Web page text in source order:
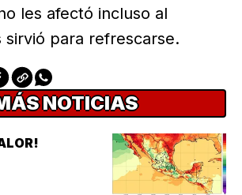
les afectó incluso al
sirvió para refrescarse.
NOTICIAS